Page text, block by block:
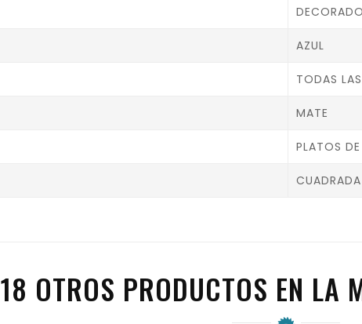
DECORADO
AZUL
TODAS
MATE
PLATOS
18 OTROS PRODUCTOS EN LA